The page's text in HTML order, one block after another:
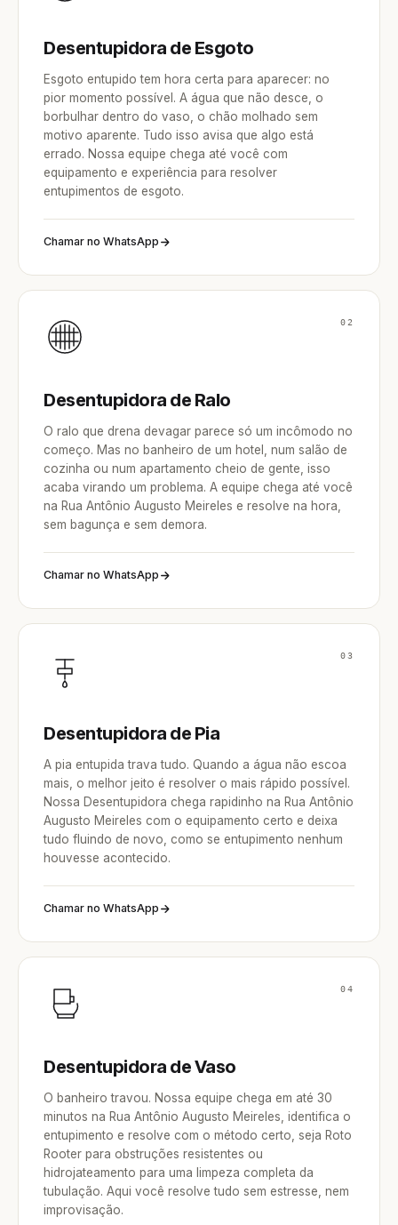
Desentupidora de Esgoto
Esgoto entupido tem hora certa para aparecer: no
pior momento possível. A água que não desce, o
borbulhar dentro do vaso, o chão molhado sem
motivo aparente. Tudo isso avisa que algo está
errado. Nossa equipe chega até você com
equipamento e experiência para resolver
entupimentos de esgoto.
Chamar no WhatsApp
02
Desentupidora de Ralo
O ralo que drena devagar parece só um incômodo no
começo. Mas no banheiro de um hotel, num salão de
cozinha ou num apartamento cheio de gente, isso
acaba virando um problema. A equipe chega até você
na Rua Antônio Augusto Meireles e resolve na hora,
sem bagunça e sem demora.
Chamar no WhatsApp
03
Desentupidora de Pia
A pia entupida trava tudo. Quando a água não escoa
mais, o melhor jeito é resolver o mais rápido possível.
Nossa Desentupidora chega rapidinho na Rua Antônio
Augusto Meireles com o equipamento certo e deixa
tudo fluindo de novo, como se entupimento nenhum
houvesse acontecido.
Chamar no WhatsApp
04
Desentupidora de Vaso
O banheiro travou. Nossa equipe chega em até 30
minutos na Rua Antônio Augusto Meireles, identifica o
entupimento e resolve com o método certo, seja Roto
Rooter para obstruções resistentes ou
hidrojateamento para uma limpeza completa da
tubulação. Aqui você resolve tudo sem estresse, nem
improvisação.